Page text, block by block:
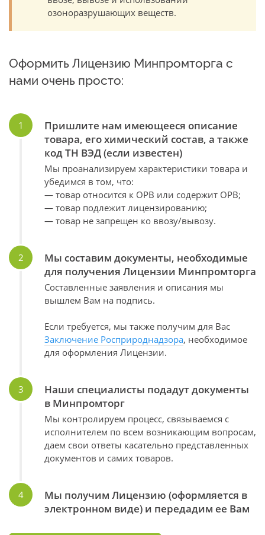
озоноразрушающих веществ.
Оформить Лицензию Минпромторга с
нами очень просто:
Пришлите нам имеющееся описание
товара, его химический состав, а также
код ТН ВЭД (если известен)
Мы проанализируем характеристики товара и
убедимся в том, что:
— товар относится к ОРВ или содержит ОРВ;
— товар подлежит лицензированию;
— товар не запрещен ко ввозу/вывозу.
Мы составим документы, необходимые
для получения Лицензии Минпромторга
Составленные заявления и описания мы
вышлем Вам на подпись.
Если требуется, мы также получим для Вас
Заключение Росприроднадзора, необходимое
для оформления Лицензии.
Наши специалисты подадут документы
в Минпромторг
Мы контролируем процесс, связываемся с
исполнителем по всем возникающим вопросам,
даем свои ответы касательно представленных
документов и самих товаров.
Мы получим Лицензию (оформляется в
электронном виде) и передадим ее Вам